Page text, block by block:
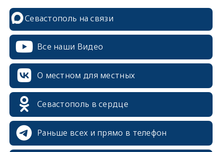
Севастополь на связи
Все наши Видео
О местном для местных
Севастополь в сердце
Раньше всех и прямо в телефон